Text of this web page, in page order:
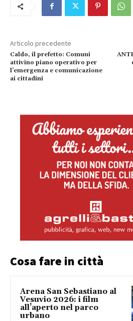
Articolo precedente
Caldo, il prefetto: Comuni
attivino piano operativo per
l’emergenza e comunicazione
ai cittadini
Cosa fare in città
Arena San Sebastiano al
Vesuvio 2026: i film
all’aperto nel parco
urbano